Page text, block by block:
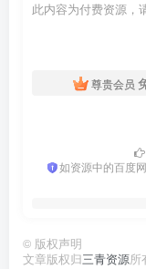
此内容为付费资源，
尊贵会员
如资源中的百度
© 版权声明
文章版权归三青资源所